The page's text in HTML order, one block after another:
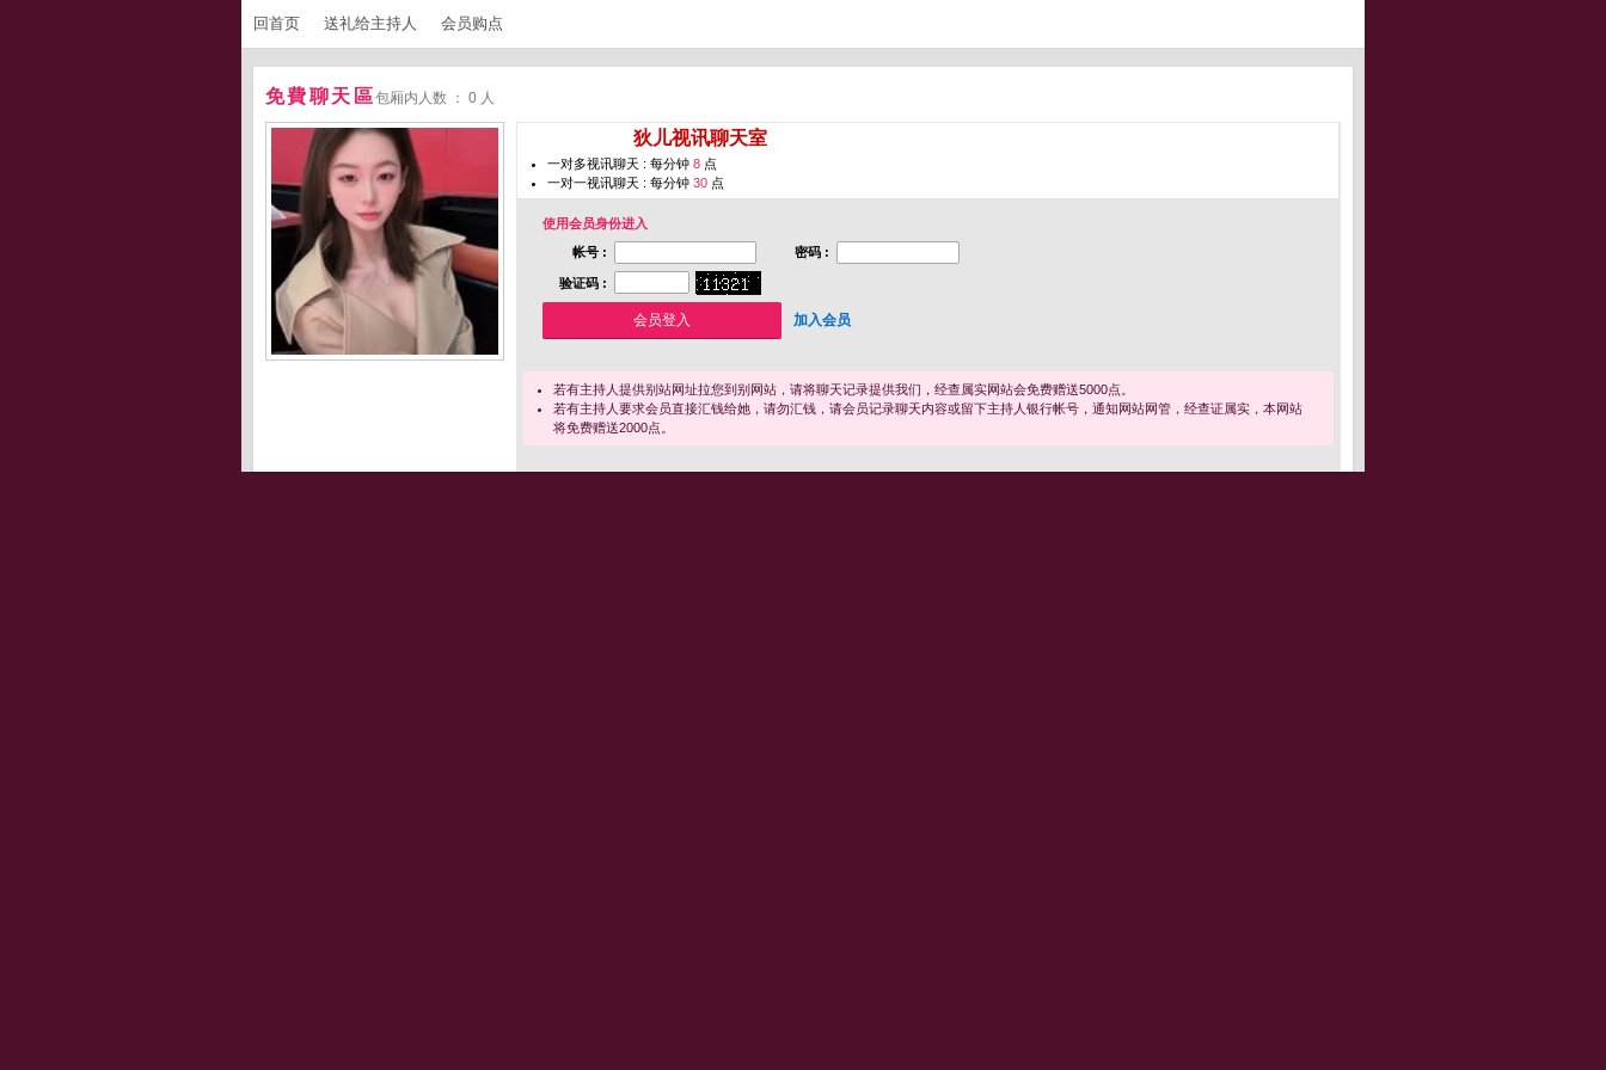
回首页 送礼给主持人 会员购点
免費聊天區包厢内人数 ： 0 人
狄儿视讯聊天室
一对多视讯聊天 : 每分钟 8 点
一对一视讯聊天 : 每分钟 30 点
使用会员身份进入
帐号 :
密码 :
验证码 :
加入会员
若有主持人提供别站网址拉您到别网站，请将聊天记录提供我们，经查属实网站会免费赠送5000点。
若有主持人要求会员直接汇钱给她，请勿汇钱，请会员记录聊天内容或留下主持人银行帐号，通知网站网管，经查证属实，本网站
将免费赠送2000点。